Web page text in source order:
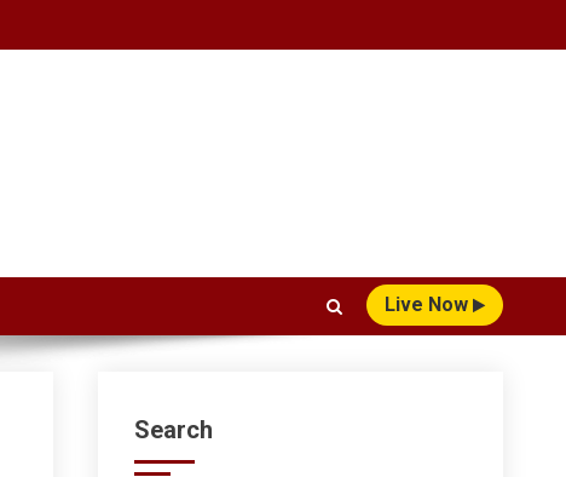
Live Now
Search